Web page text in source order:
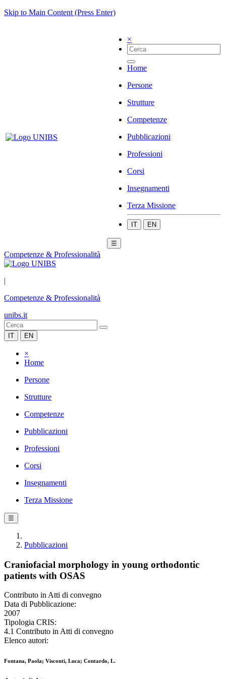
Skip to Main Content (Press Enter)
×
Home
Persone
Strutture
Competenze
Pubblicazioni
Professioni
Corsi
Insegnamenti
Terza Missione
IT EN
☰
Competenze & Professionalità
|
Competenze & Professionalità
unibs.it
IT EN
×
Home
Persone
Strutture
Competenze
Pubblicazioni
Professioni
Corsi
Insegnamenti
Terza Missione
☰
Pubblicazioni
Craniofacial morphology in young orthodontic
patients with OSAS
Contributo in Atti di convegno
Data di Pubblicazione:
2007
Tipologia CRIS:
4.1 Contributo in Atti di convegno
Elenco autori:
Fontana, Paola; Visconti, Luca; Contardo, L.